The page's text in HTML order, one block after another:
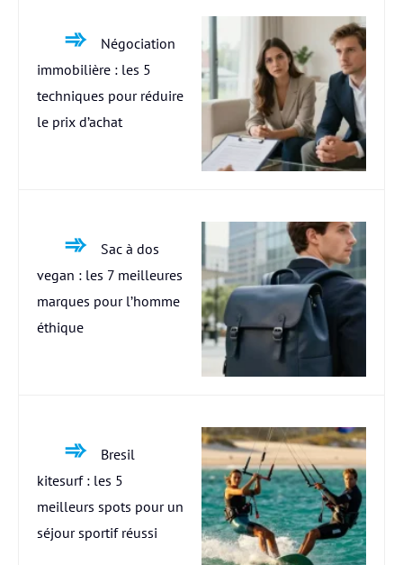
Négociation
immobilière : les 5
techniques pour réduire
le prix d’achat
Sac à dos
vegan : les 7 meilleures
marques pour l’homme
éthique
Bresil
kitesurf : les 5
meilleurs spots pour un
séjour sportif réussi